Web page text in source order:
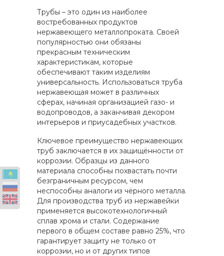
Трубы – это один из наиболее
востребованных продуктов
нержавеющего металлопроката. Своей
популярностью они обязаны
прекрасным техническим
характеристикам, которые
обеспечивают таким изделиям
универсальность. Использоваться труба
нержавеющая может в различных
сферах, начиная организацией газо- и
водопроводов, а заканчивая декором
интерьеров и приусадебных участков.
Ключевое преимущество нержавеющих
труб заключается в их защищённости от
коррозии. Образцы из данного
материала способны похвастать почти
безграничным ресурсом, чем
неспособны аналоги из чёрного металла.
Для производства труб из нержавейки
применяется высокотехнологичный
сплав хрома и стали. Содержание
первого в общем составе равно 25%, что
гарантирует защиту не только от
коррозии, но и от других типов